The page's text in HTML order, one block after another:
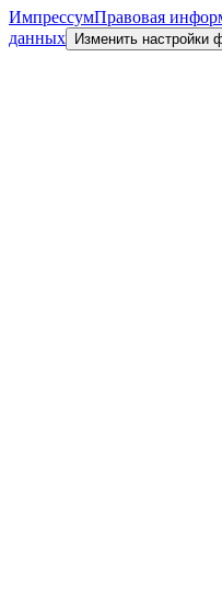
ИмпрессумПравовая
данных
Изменить настройки